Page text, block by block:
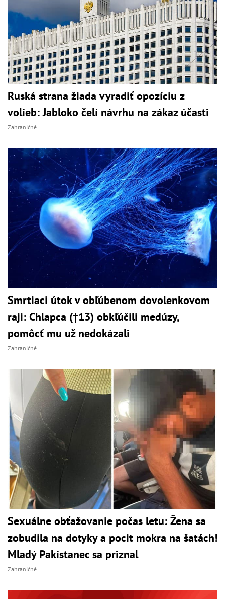
Ruská strana žiada vyradiť opozíciu z
volieb: Jabloko čelí návrhu na zákaz účasti
Zahraničné
Smrtiaci útok v obľúbenom dovolenkovom
raji: Chlapca (†13) obkľúčili medúzy,
pomôcť mu už nedokázali
Zahraničné
Sexuálne obťažovanie počas letu: Žena sa
zobudila na dotyky a pocit mokra na šatách!
Mladý Pakistanec sa priznal
Zahraničné